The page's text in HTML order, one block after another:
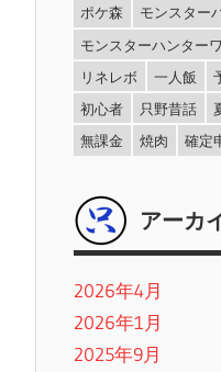
ポケ森
モンスター
モンスターハンター
リネレボ
一人飯
初心者
只野昔話
無課金
焼肉 確定
アーカ
2026年4月
2026年1月
2025年9月